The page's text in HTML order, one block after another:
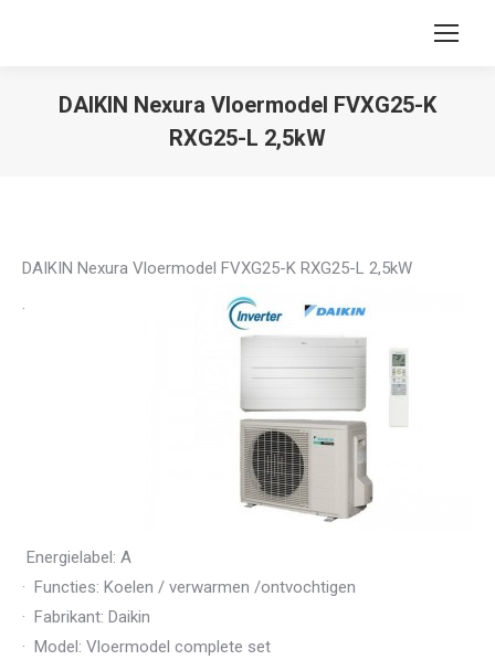
DAIKIN Nexura Vloermodel FVXG25-K
RXG25-L 2,5kW
DAIKIN Nexura Vloermodel FVXG25-K RXG25-L 2,5kW
·
Energielabel: A
· Functies: Koelen / verwarmen /ontvochtigen
· Fabrikant: Daikin
· Model: Vloermodel complete set